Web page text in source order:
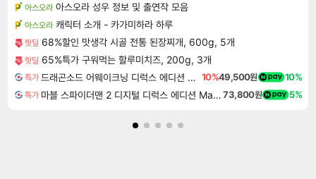
아스오라 아스오라 성우 정보 및 출연작 모음
아스오라 캐릭터 소개 - 카가미하라 하루
핫딜 68%할인 맛생각 시골 전통 된장찌개, 600g, 5개
핫딜 65%특가 구워먹는 할루미치즈, 200g, 3개
특가 드래곤소드 어웨이크닝 디럭스 에디션 DragonSword Awakening Deluxe Edition 10%49,500원 10%
특가 마블 스파이더맨 2 디지털 디럭스 에디션 Marvel's Spider-Man 2 Digital Deluxe Edition 73,800원 5%